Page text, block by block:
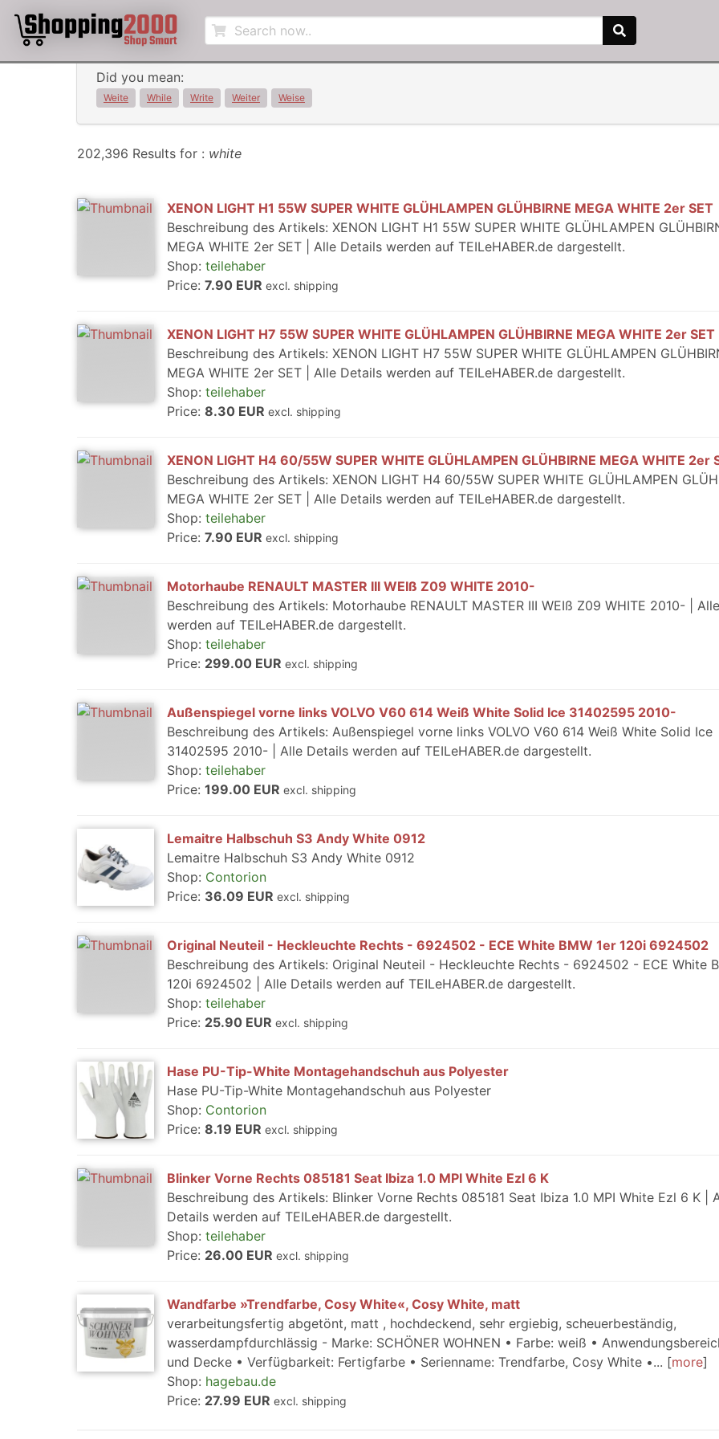
Did you mean:
Weite While Write Weiter Weise
202,396 Results for : white
XENON LIGHT H1 55W SUPER WHITE GLÜHLAMPEN GLÜHBIRNE MEGA WHITE 2er SET
Beschreibung des Artikels: XENON LIGHT H1 55W SUPER WHITE GLÜHLAMPEN
MEGA WHITE 2er SET | Alle Details werden auf TEILeHABER.de dargestellt.
Shop: teilehaber
Price: 7.90 EUR excl. shipping
XENON LIGHT H7 55W SUPER WHITE GLÜHLAMPEN GLÜHBIRNE MEGA WHITE 2er SET
Beschreibung des Artikels: XENON LIGHT H7 55W SUPER WHITE GLÜHLAMPEN
MEGA WHITE 2er SET | Alle Details werden auf TEILeHABER.de dargestellt.
Shop: teilehaber
Price: 8.30 EUR excl. shipping
XENON LIGHT H4 60/55W SUPER WHITE GLÜHLAMPEN GLÜHBIRNE MEGA WHITE 2er
Beschreibung des Artikels: XENON LIGHT H4 60/55W SUPER WHITE GLÜHLAMPEN
MEGA WHITE 2er SET | Alle Details werden auf TEILeHABER.de dargestellt.
Shop: teilehaber
Price: 7.90 EUR excl. shipping
Motorhaube RENAULT MASTER III WEIß Z09 WHITE 2010-
Beschreibung des Artikels: Motorhaube RENAULT MASTER III WEIß Z09 WHITE 2010- |
werden auf TEILeHABER.de dargestellt.
Shop: teilehaber
Price: 299.00 EUR excl. shipping
Außenspiegel vorne links VOLVO V60 614 Weiß White Solid Ice 31402595 2010-
Beschreibung des Artikels: Außenspiegel vorne links VOLVO V60 614 Weiß White Solid Ice
31402595 2010- | Alle Details werden auf TEILeHABER.de dargestellt.
Shop: teilehaber
Price: 199.00 EUR excl. shipping
Lemaitre Halbschuh S3 Andy White 0912
Lemaitre Halbschuh S3 Andy White 0912
Shop: Contorion
Price: 36.09 EUR excl. shipping
Original Neuteil - Heckleuchte Rechts - 6924502 - ECE White BMW 1er 120i 6924502
Beschreibung des Artikels: Original Neuteil - Heckleuchte Rechts - 6924502 - ECE White
120i 6924502 | Alle Details werden auf TEILeHABER.de dargestellt.
Shop: teilehaber
Price: 25.90 EUR excl. shipping
Hase PU-Tip-White Montagehandschuh aus Polyester
Hase PU-Tip-White Montagehandschuh aus Polyester
Shop: Contorion
Price: 8.19 EUR excl. shipping
Blinker Vorne Rechts 085181 Seat Ibiza 1.0 MPI White Ezl 6 K
Beschreibung des Artikels: Blinker Vorne Rechts 085181 Seat Ibiza 1.0 MPI White Ezl 6 K |
Details werden auf TEILeHABER.de dargestellt.
Shop: teilehaber
Price: 26.00 EUR excl. shipping
Wandfarbe »Trendfarbe, Cosy White«, Cosy White, matt
verarbeitungsfertig abgetönt, matt , hochdeckend, sehr ergiebig, scheuerbeständig,
wasserdampfdurchlässig - Marke: SCHÖNER WOHNEN • Farbe: weiß •
und Decke • Verfügbarkeit: Fertigfarbe • Serienname: Trendfarbe, Cosy White •...
more
Shop: hagebau.de
Price: 27.99 EUR excl. shipping